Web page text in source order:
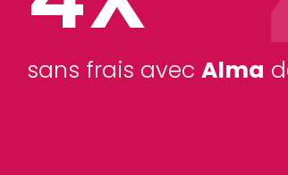
sans frais avec Alma